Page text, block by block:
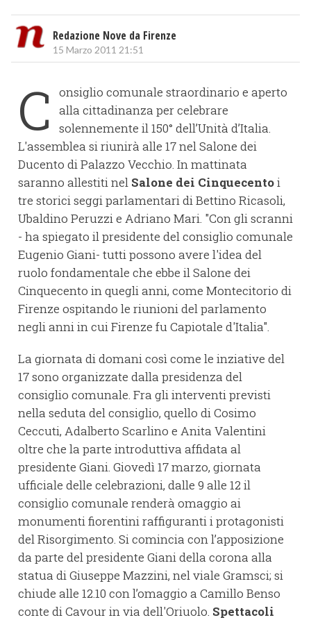
Redazione Nove da Firenze
15 Marzo 2011 21:51
C
onsiglio comunale straordinario e aperto
alla cittadinanza per celebrare
solennemente il 150° dell’Unità d’Italia.
L'assemblea si riunirà alle 17 nel Salone dei
Ducento di Palazzo Vecchio. In mattinata
saranno allestiti nel Salone dei Cinquecentoi
tre storici seggi parlamentari di Bettino Ricasoli,
Ubaldino Peruzzi e Adriano Mari. "Con gli scranni
- ha spiegato il presidente del consiglio comunale
Eugenio Giani- tutti possono avere l'idea del
ruolo fondamentale che ebbe il Salone dei
Cinquecento in quegli anni, come Montecitorio di
Firenze ospitando le riunioni del parlamento
negli anni in cui Firenze fu Capiotale d'Italia".
La giornata di domani così come le inziative del
17 sono organizzate dalla presidenza del
consiglio comunale. Fra gli interventi previsti
nella seduta del consiglio, quello di Cosimo
Ceccuti, Adalberto Scarlino e Anita Valentini
oltre che la parte introduttiva affidata al
presidente Giani. Giovedì 17 marzo, giornata
ufficiale delle celebrazioni, dalle 9 alle 12 il
consiglio comunale renderà omaggio ai
monumenti fiorentini raffiguranti i protagonisti
del Risorgimento. Si comincia con l’apposizione
da parte del presidente Giani della corona alla
statua di Giuseppe Mazzini, nel viale Gramsci; si
chiude alle 12.10 con l’omaggio a Camillo Benso
conte di Cavour in via dell'Oriuolo. Spettacoli